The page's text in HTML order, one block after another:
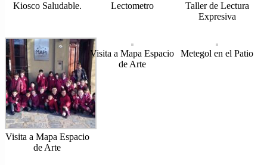
Kiosco Saludable. Lectometro
Taller de Lectura
Expresiva
Visita a Mapa Espacio
de Arte
Visita a Mapa Espacio
de Arte
Metegol en el Patio